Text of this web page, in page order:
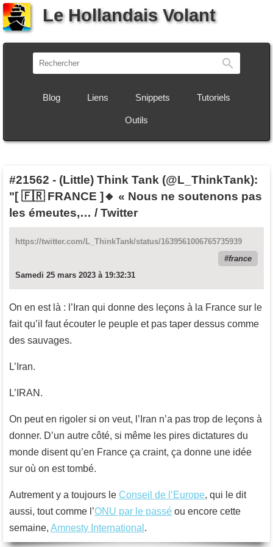
Le Hollandais Volant
Blog Liens Snippets Tutoriels
Outils
#21562 - (Little) Think Tank (@L_ThinkTank):
"[ 🇫🇷 FRANCE ]🔸 « Nous ne soutenons pas
les émeutes,… / Twitter
https://twitter.com/L_ThinkTank/status/1639561006765735939
france
Samedi 25 mars 2023 à 19:32:31
On en est là : l’Iran qui donne des leçons à la France sur le
fait qu’il faut écouter le peuple et pas taper dessus comme
des sauvages.
L’Iran.
L’IRAN.
On peut en rigoler si on veut, l’Iran n’a pas trop de leçons à
donner. D’un autre côté, si même les pires dictatures du
monde disent qu’en France ça craint, ça donne une idée
sur où on est tombé.
Autrement y a toujours le Conseil de l’Europe, qui le dit
aussi, tout comme l’ONU par le passé ou encore cette
semaine, Amnesty International .